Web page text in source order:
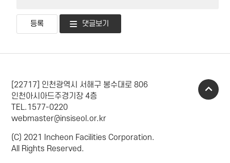
댓글보기
[22717] 인천광역시 서해구 봉수대로 806
인천아시아드주경기장 4층
TEL.1577-0220
webmaster@insiseol.or.kr
(C) 2021 Incheon Facilities Corporation.
All Rights Reserved.